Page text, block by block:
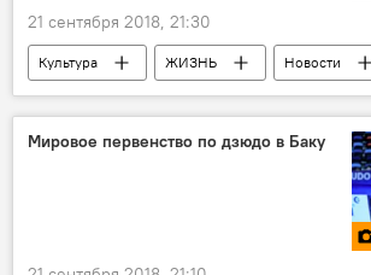
21 сентября 2018, 21:30
Культура ЖИЗНЬ
Новости
Новости мира
Мировое первенство по дзюдо в Баку